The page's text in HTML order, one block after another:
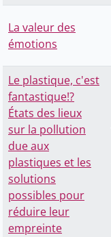
La valeur des
émotions
Le plastique, c'est
fantastique!?
États des lieux
sur la pollution
due aux
plastiques et les
solutions
possibles pour
réduire leur
empreinte